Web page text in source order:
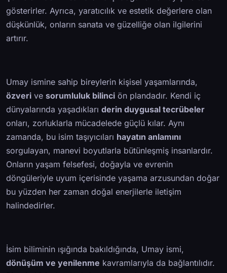
gösterirler. Ayrıca, yaratıcılık ve estetik değerlere olan
düşkünlük, onların sanata ve güzelliğe olan ilgilerini
artırır.
Umay ismine sahip bireylerin kişisel yaşamlarında,
özveri ve sorumluluk bilinci ön plandadır. Kendi iç
dünyalarında yaşadıkları derin duygusal tecrübeler
onları, zorluklarla mücadelede güçlü kılar. Aynı
zamanda, bu isim taşıyıcıları hayatın anlamını
sorgulayan, manevi boyutlarla bütünleşmiş insanlardır.
Onların yaşam felsefesi, doğayla ve evrenin
döngüleriyle uyum içerisinde yaşama arzusundan doğar
bu yüzden her zaman doğal enerjilerle iletişim
halindedirler.
İsim biliminin ışığında bakıldığında, Umay ismi,
dönüşüm ve yenilenme kavramlarıyla da bağlantılıdır.